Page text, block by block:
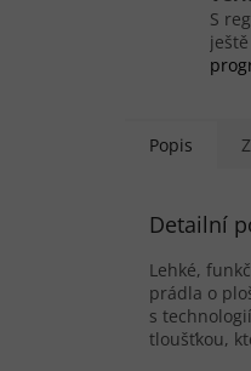
S
Popis
Detailní
Lehké,
prádla o
s
tloušťkou,